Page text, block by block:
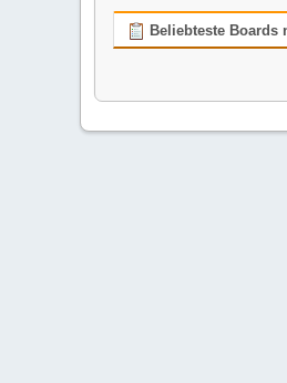
Beliebteste Boards